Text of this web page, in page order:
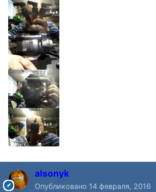
alsonyk
Опубликовано 14 февраля, 2016